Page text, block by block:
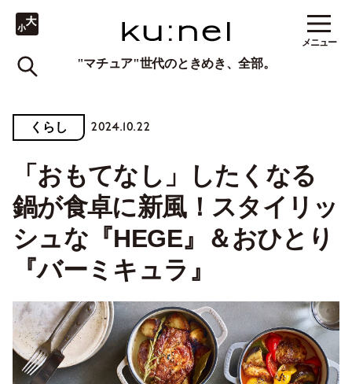
"マチュア"世代のときめき、全部。
メニュー
くらし 2024.10.22
「おもてなし」したくなる
鍋が食卓に新風！スタイリッ
シュな『HEGE』＆おひとり
『バーミキュラ』